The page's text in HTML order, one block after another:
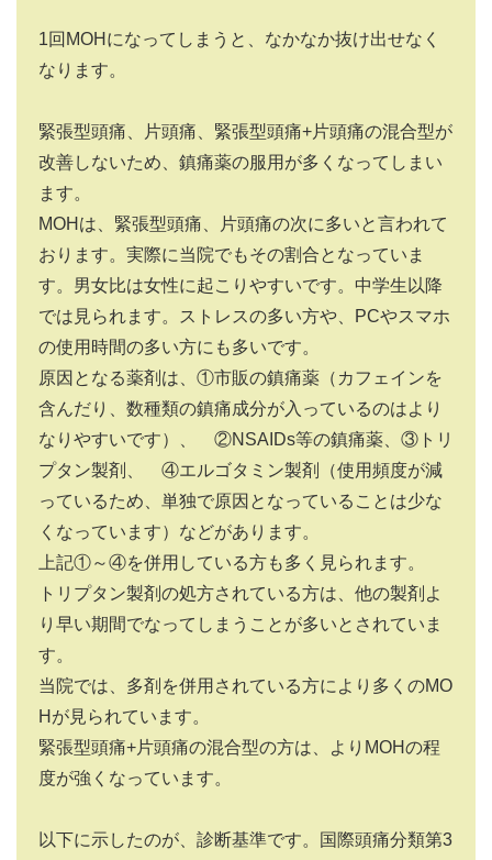
1回MOHになってしまうと、なかなか抜け出せなく
なります。
緊張型頭痛、片頭痛、緊張型頭痛+片頭痛の混合型が
改善しないため、鎮痛薬の服用が多くなってしまい
ます。
MOHは、緊張型頭痛、片頭痛の次に多いと言われて
おります。実際に当院でもその割合となっていま
す。男女比は女性に起こりやすいです。中学生以降
では見られます。ストレスの多い方や、PCやスマホ
の使用時間の多い方にも多いです。
原因となる薬剤は、①市販の鎮痛薬（カフェインを
含んだり、数種類の鎮痛成分が入っているのはより
なりやすいです）、 ②NSAIDs等の鎮痛薬、③トリ
プタン製剤、 ④エルゴタミン製剤（使用頻度が減
っているため、単独で原因となっていることは少な
くなっています）などがあります。
上記①～④を併用している方も多く見られます。
トリプタン製剤の処方されている方は、他の製剤よ
り早い期間でなってしまうことが多いとされていま
す。
当院では、多剤を併用されている方により多くのMO
Hが見られています。
緊張型頭痛+片頭痛の混合型の方は、よりMOHの程
度が強くなっています。
以下に示したのが、診断基準です。国際頭痛分類第3